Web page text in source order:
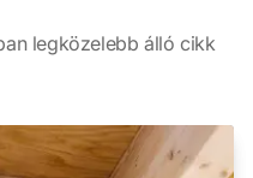
legközelebb álló cikk